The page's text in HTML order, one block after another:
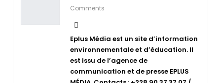
Comments
Eplus Média est un site d’information
environnementale et d’éducation. Il
est issu de l’agence de
communication et de presse EPLUS